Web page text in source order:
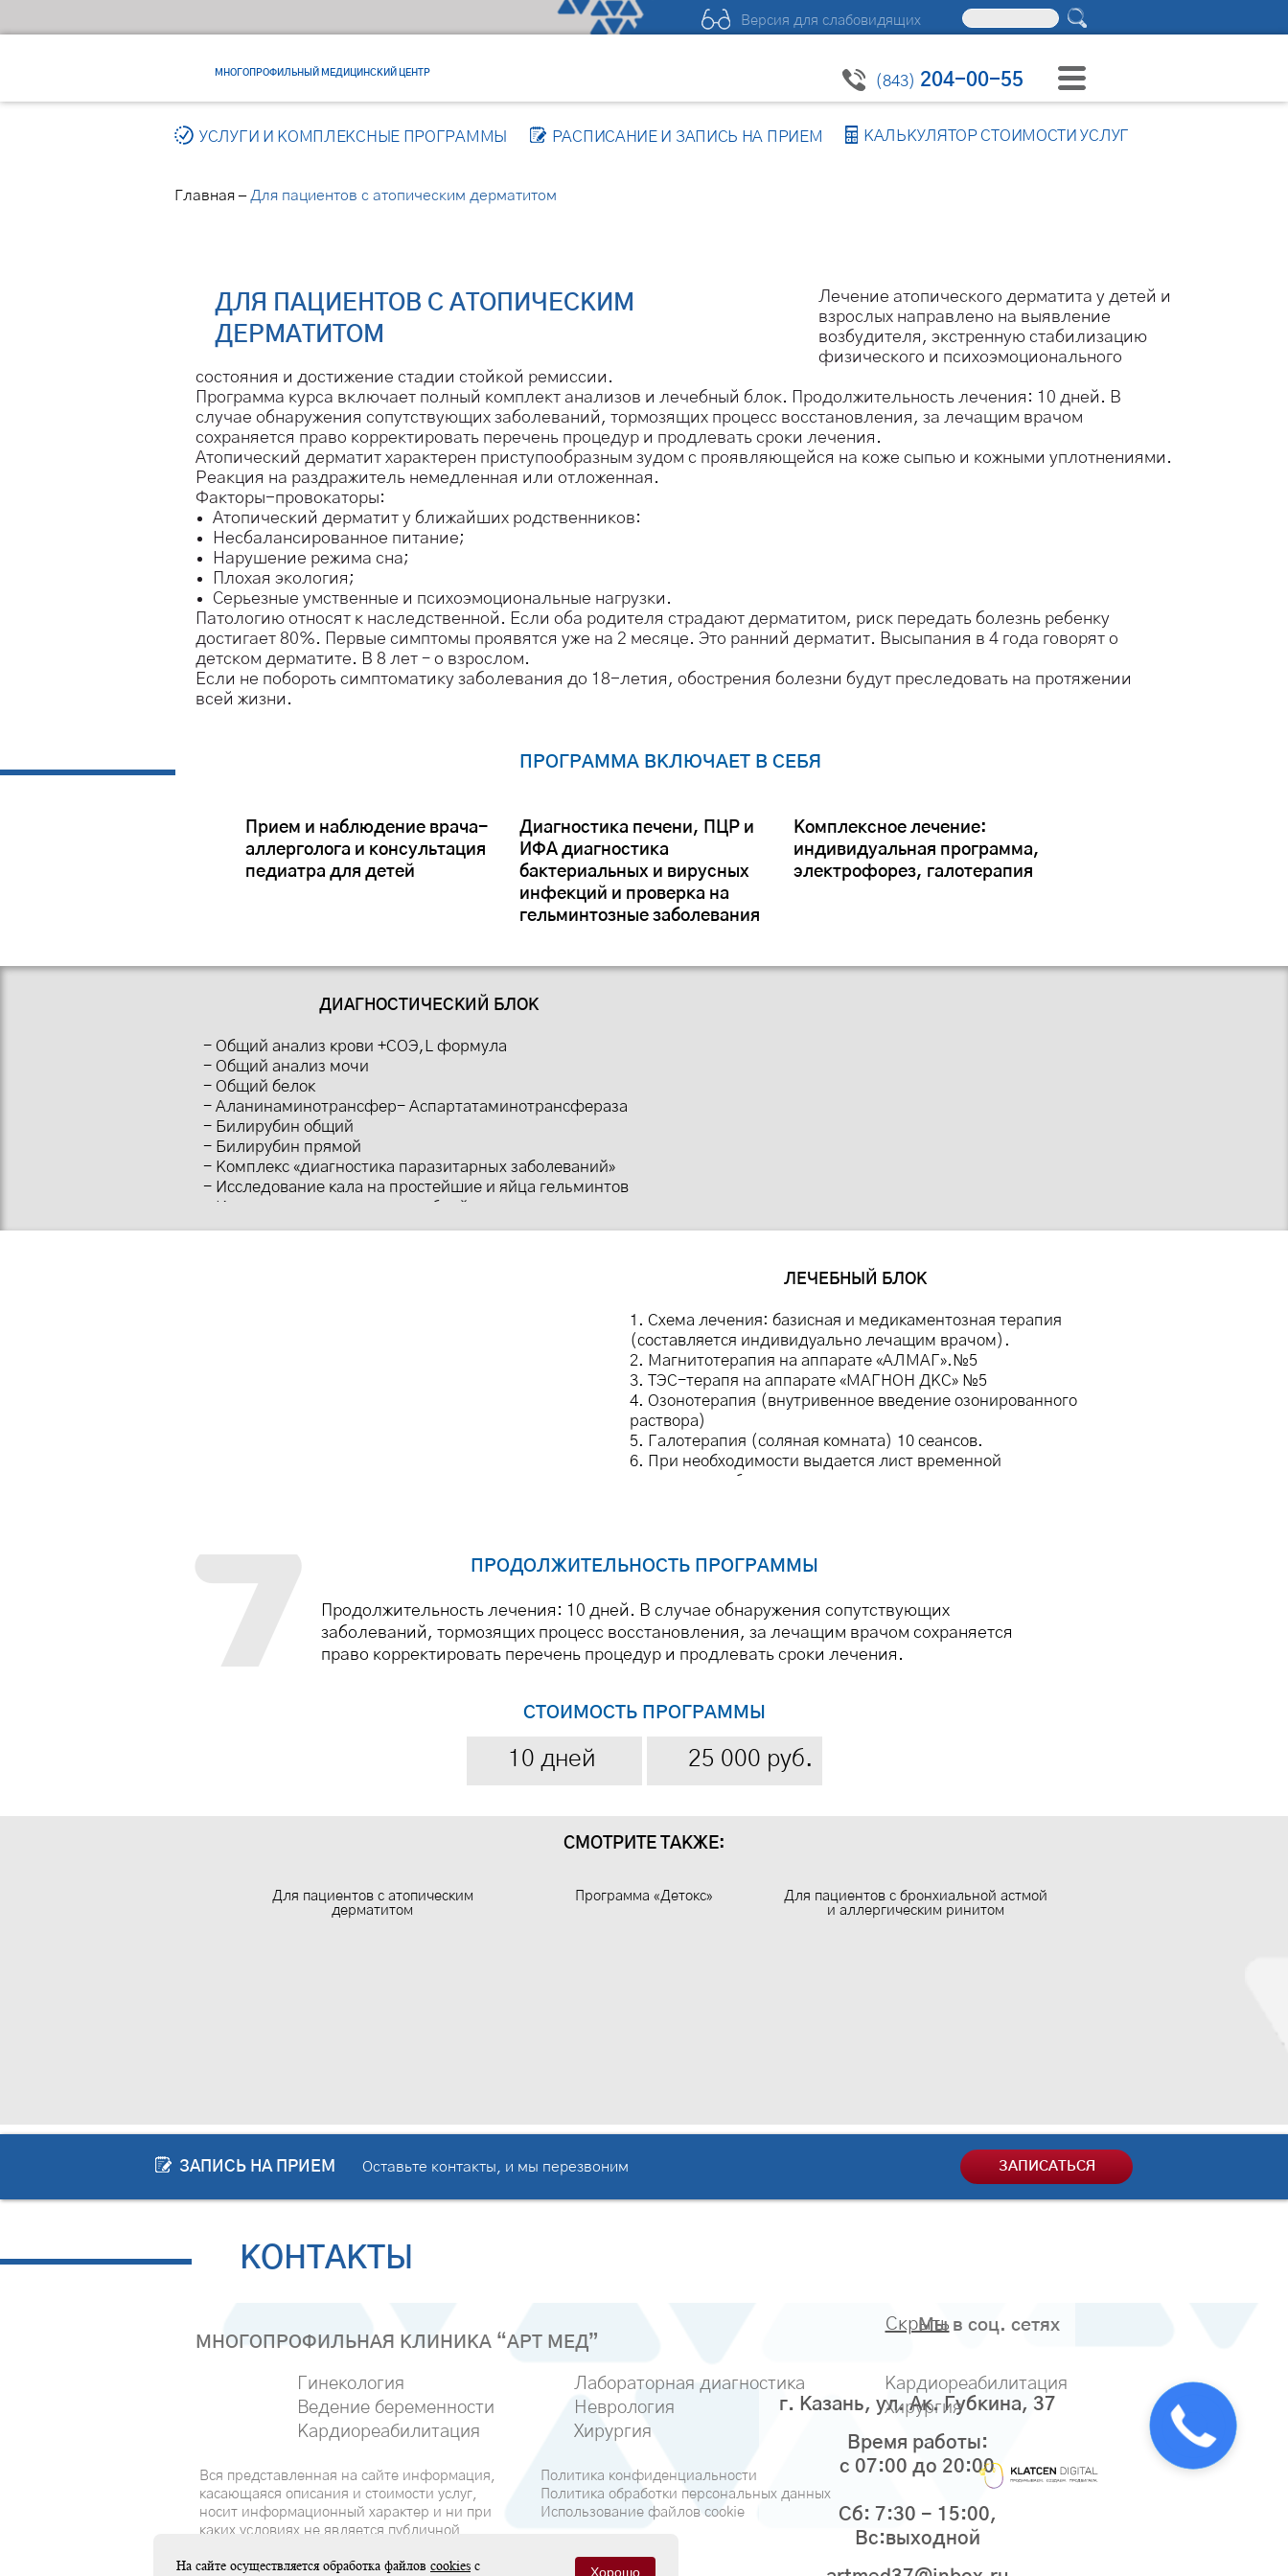
Версия для слабовидящих
МНОГОПРОФИЛЬНЫЙ МЕДИЦИНСКИЙ ЦЕНТР (843) 204-00-55
УСЛУГИ И КОМПЛЕКСНЫЕ ПРОГРАММЫ РАСПИСАНИЕ И ЗАПИСЬ НА ПРИЕМ КАЛЬКУЛЯТОР СТОИМОСТИ УСЛУГ
Главная –Для пациентов с атопическим дерматитом
ДЛЯ ПАЦИЕНТОВ С АТОПИЧЕСКИМ
ДЕРМАТИТОМ
Лечение атопического дерматита у детей и
взрослых направлено на выявление
возбудителя, экстренную стабилизацию
физического и психоэмоционального
состояния и достижение стадии стойкой ремиссии.
Программа курса включает полный комплект анализов и лечебный блок. Продолжительность лечения: 10 дней. В
случае обнаружения сопутствующих заболеваний, тормозящих процесс восстановления, за лечащим врачом
сохраняется право корректировать перечень процедур и продлевать сроки лечения.
Атопический дерматит характерен приступообразным зудом с проявляющейся на коже сыпью и кожными уплотнениями.
Реакция на раздражитель немедленная или отложенная.
Факторы-провокаторы:
Атопический дерматит у ближайших родственников:
Несбалансированное питание;
Нарушение режима сна;
Плохая экология;
Серьезные умственные и психоэмоциональные нагрузки.
Патологию относят к наследственной. Если оба родителя страдают дерматитом, риск передать болезнь ребенку
достигает 80%. Первые симптомы проявятся уже на 2 месяце. Это ранний дерматит. Высыпания в 4 года говорят о
детском дерматите. В 8 лет – о взрослом.
Если не побороть симптоматику заболевания до 18-летия, обострения болезни будут преследовать на протяжении
всей жизни.
ПРОГРАММА ВКЛЮЧАЕТ В СЕБЯ
Прием и наблюдение врача-
аллерголога и консультация
педиатра для детей
Диагностика печени, ПЦР и
ИФА диагностика
бактериальных и вирусных
инфекций и проверка на
гельминтозные заболевания
Комплексное лечение:
индивидуальная программа,
электрофорез, галотерапия
ДИАГНОСТИЧЕСКИЙ БЛОК
- Общий анализ крови +СОЭ,L формула
- Общий анализ мочи
- Общий белок
- Аланинаминотрансфер- Аспартатаминотрансфераза
- Билирубин общий
- Билирубин прямой
- Комплекс «диагностика паразитарных заболеваний»
- Исследование кала на простейшие и яйца гельминтов
- Исследование антигена лямблий в кале
- Исследование кала на дисбактериоз с определением
ЛЕЧЕБНЫЙ БЛОК
1. Схема лечения: базисная и медикаментозная терапия
(составляется индивидуально лечащим врачом).
2. Магнитотерапия на аппарате «АЛМАГ».№5
3. ТЭС-терапя на аппарате «МАГНОН ДКС» №5
4. Озонотерапия (внутривенное введение озонированного
раствора)
5. Галотерапия (соляная комната) 10 сеансов.
6. При необходимости выдается лист временной
нетрудоспособности.
ПРОДОЛЖИТЕЛЬНОСТЬ ПРОГРАММЫ
Продолжительность лечения: 10 дней. В случае обнаружения сопутствующих
заболеваний, тормозящих процесс восстановления, за лечащим врачом сохраняется
право корректировать перечень процедур и продлевать сроки лечения.
СТОИМОСТЬ ПРОГРАММЫ
10 дней 25 000 руб.
СМОТРИТЕ ТАКЖЕ:
Для пациентов с атопическим
дерматитом
Программа «Детокс»
Для пациентов с бронхиальной астмой
и аллергическим ринитом
ЗАПИСЬ НА ПРИЕМ Оставьте контакты, и мы перезвоним ЗАПИСАТЬСЯ
КОНТАКТЫ
Скрыть
г. Казань, ул. Ак. Губкина, 37
Время работы:
с 07:00 до 20:00
Сб: 7:30 - 15:00,
Вс:выходной
МНОГОПРОФИЛЬНАЯ КЛИНИКА “АРТ МЕД”
Мы в соц. сетях
Гинекология
Ведение беременности
Кардиореабилитация
Лабораторная диагностика
Неврология
Хирургия
Кардиореабилитация
Хирургия
Вся представленная на сайте информация,
касающаяся описания и стоимости услуг,
носит информационный характер и ни при
каких условиях не является публичной
Статьи 437(2) Гражданского кодекса РФ
Политика конфиденциальности
Политика обработки персональных данных
Использование файлов cookie
На сайте осуществляется обработка файлов cookies с
Хорошо